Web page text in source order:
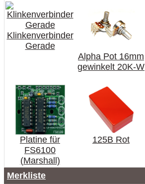
Klinkenverbinder
Gerade
Alpha Pot 16mm
gewinkelt 20K-W
Platine für
FS6100
(Marshall)
125B Rot
Merkliste